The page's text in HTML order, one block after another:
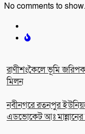
No comments to show.
রাণীশংকৈলে ভূমি
মিলন
নবীনগরে রতনপুর
এডভোকেট আঃ মান্নানের